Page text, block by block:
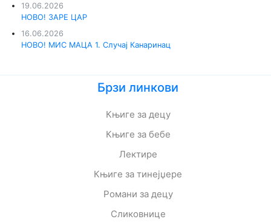
19.06.2026
НОВО! ЗАРЕ ЦАР
16.06.2026
НОВО! МИС МАЦА 1. Случај Канаринац
Брзи линкови
Књиге за децу
Књиге за бебе
Лектире
Књиге за тинејџере
Романи за децу
Сликовнице